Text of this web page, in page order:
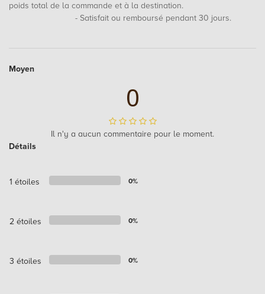
poids total de la commande et à la destination.
- Satisfait ou remboursé pendant 30 jours.
Moyen
0
Il n'y a aucun commentaire pour le moment.
Détails
1 étoiles 0%
2 étoiles 0%
3 étoiles 0%